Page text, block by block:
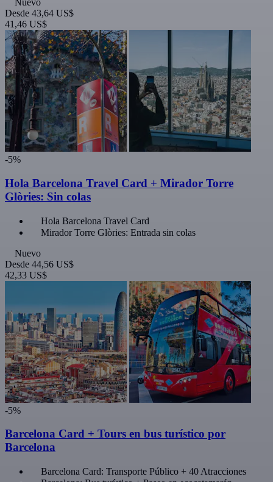
Nuevo
Desde 43,64 US$
41,46 US$
-5%
Hola Barcelona Travel Card + Mirador Torre
Glòries: Sin colas
Hola Barcelona Travel Card
Mirador Torre Glòries: Entrada sin colas
Nuevo
Desde 44,56 US$
42,33 US$
-5%
Barcelona Card + Tours en bus turístico por
Barcelona
Barcelona Card: Transporte Público + 40 Atracciones